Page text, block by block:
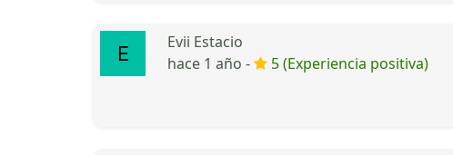
Evii Estacio
hace 1 año -
5 (Experiencia positiva)